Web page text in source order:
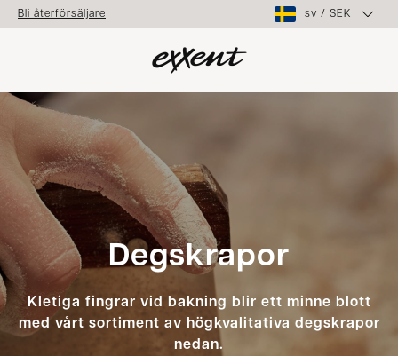
Bli återförsäljare sv / SEK
Degskrapor
Kletiga fingrar vid bakning blir ett minne blott
med vårt sortiment av högkvalitativa degskrapor
nedan.